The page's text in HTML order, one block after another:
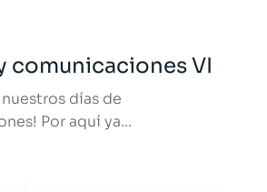
comunicaciones VI
nuestros días de
Por aquí ya...